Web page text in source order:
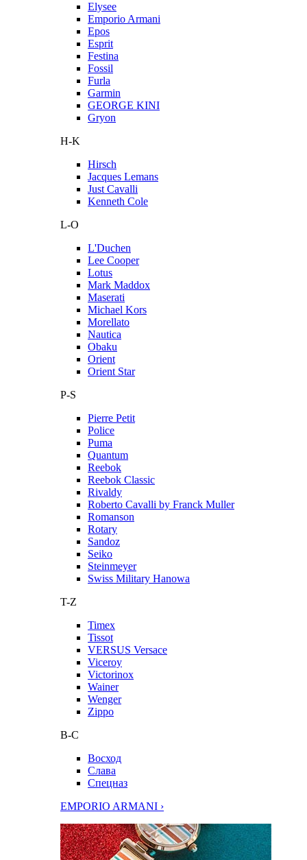
Elysee
Emporio Armani
Epos
Esprit
Festina
Fossil
Furla
Garmin
GEORGE KINI
Gryon
H-K
Hirsch
Jacques Lemans
Just Cavalli
Kenneth Cole
L-O
L'Duchen
Lee Cooper
Lotus
Mark Maddox
Maserati
Michael Kors
Morellato
Nautica
Obaku
Orient
Orient Star
P-S
Pierre Petit
Police
Puma
Quantum
Reebok
Reebok Classic
Rivaldy
Roberto Cavalli by Franck Muller
Romanson
Rotary
Sandoz
Seiko
Steinmeyer
Swiss Military Hanowa
T-Z
Timex
Tissot
VERSUS Versace
Viceroy
Victorinox
Wainer
Wenger
Zippo
В-С
Восход
Слава
Спецназ
EMPORIO ARMANI ›